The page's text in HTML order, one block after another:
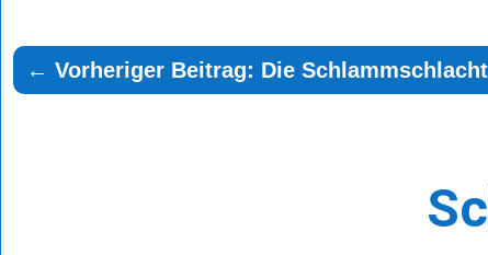
←Vorheriger Beitrag: Die